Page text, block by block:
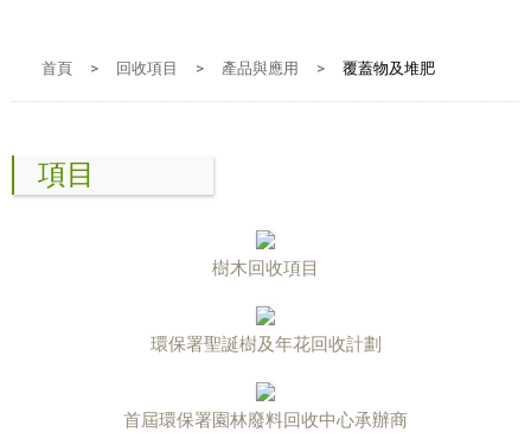
首頁 > 回收項目 > 產品與應用 > 覆蓋物及堆肥
項目
樹木回收項目
環保署聖誕樹及年花回收計劃
首屆環保署園林廢料回收中心承辦商